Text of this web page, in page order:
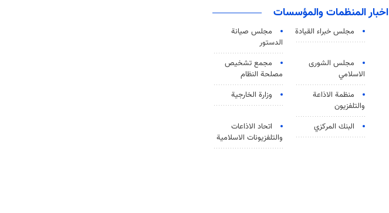
اخبار المنظمات والمؤسسات
مجلس خبراء القيادة
مجلس صيانة
الدستور
مجلس الشورى
الاسلامي
مجمع تشخيص
مصلحة النظام
منظمة الاذاعة
والتلفزیون
وزارة الخارجية
البنك المركزي
اتحاد الاذاعات
والتلفزيونات الاسلامية